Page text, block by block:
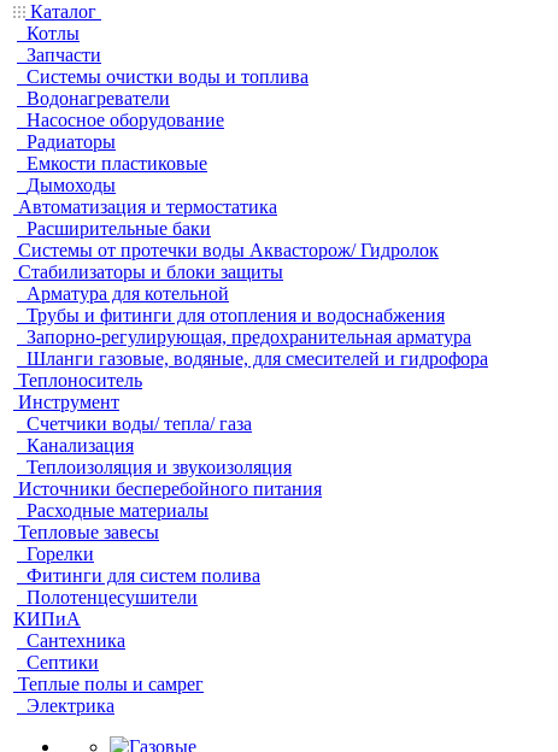
Каталог
Котлы
Запчасти
Системы очистки воды и топлива
Водонагреватели
Насосное оборудование
Радиаторы
Емкости пластиковые
Дымоходы
Автоматизация и термостатика
Расширительные баки
Системы от протечки воды Аквасторож/ Гидролок
Стабилизаторы и блоки защиты
Арматура для котельной
Трубы и фитинги для отопления и водоснабжения
Запорно-регулирующая, предохранительная арматура
Шланги газовые, водяные, для смесителей и гидрофора
Теплоноситель
Инструмент
Счетчики воды/ тепла/ газа
Канализация
Теплоизоляция и звукоизоляция
Источники бесперебойного питания
Расходные материалы
Тепловые завесы
Горелки
Фитинги для систем полива
Полотенцесушители
КИПиА
Сантехника
Септики
Теплые полы и самрег
Электрика